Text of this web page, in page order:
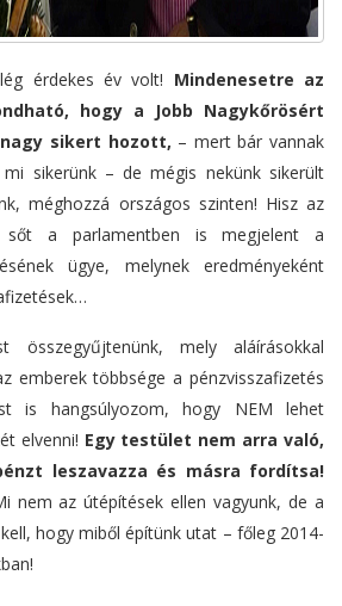
érdekes év volt! Mindenesetre az
hogy a Jobb Nagykőrösért
sikert hozott, – mert bár vannak
sikerünk – de mégis nekünk sikerült
méghozzá országos szinten! Hisz az
sőt a parlamentben is megjelent a
ügye, melynek eredményeként
összegyűjtenünk, mely aláírásokkal
emberek többsége a pénzvisszafizetés
is hangsúlyozom, hogy NEM lehet
elvenni! Egy testület nem arra való,
leszavazza és másra fordítsa!
nem az útépítések ellen vagyunk, de a
hogy miből építünk utat – főleg 2014-